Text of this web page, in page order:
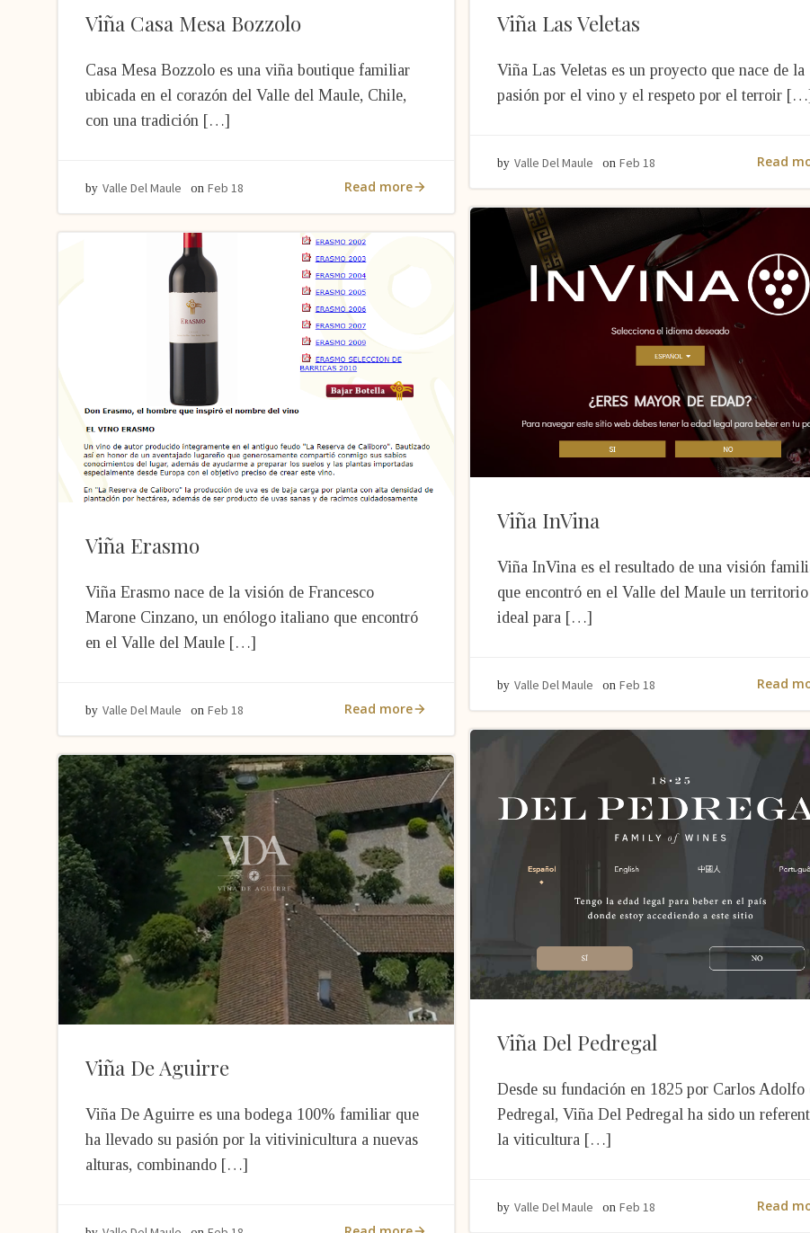
Viña Casa Mesa Bozzolo
Casa Mesa Bozzolo es una viña boutique familiar
ubicada en el corazón del Valle del Maule, Chile,
con una tradición […]
by Valle Del Maule on Feb 18 Read more
Viña Las Veletas
Viña Las Veletas es un proyecto que nace de la
pasión por el vino y el respeto por el terroir […]
by Valle Del Maule onFeb 18 Read
Viña InVina
Viña InVina es el resultado de una visión
que encontró en el Valle del Maule un territorio
ideal para […]
by Valle Del Maule onFeb 18 Read
Viña Erasmo
Viña Erasmo nace de la visión de Francesco
Marone Cinzano, un enólogo italiano que encontró
en el Valle del Maule […]
by Valle Del Maule on Feb 18 Read more
Viña Del Pedregal
Desde su fundación en 1825 por Carlos Adolfo
Pedregal, Viña Del Pedregal ha sido un
la viticultura […]
by Valle Del Maule onFeb 18 Read
Viña De Aguirre
Viña De Aguirre es una bodega 100% familiar que
ha llevado su pasión por la vitivinicultura a nuevas
alturas, combinando […]